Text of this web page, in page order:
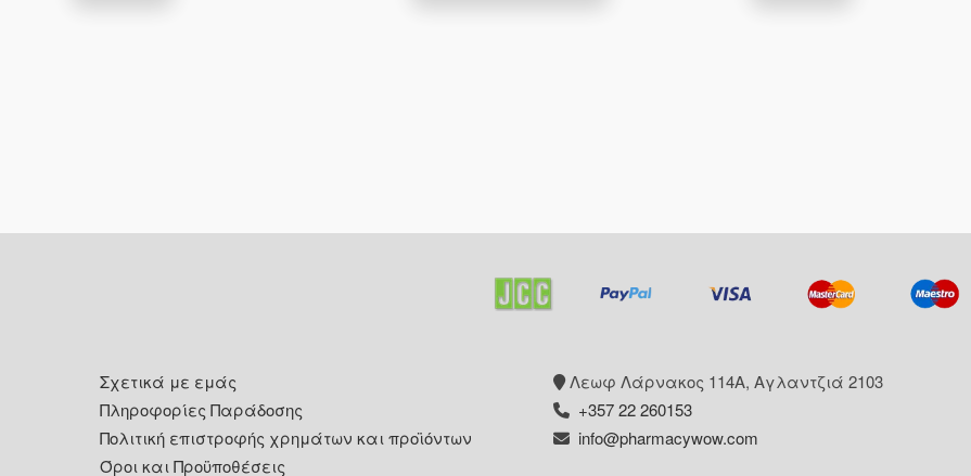
να
προϊόντος
να
στη
προϊόντος
FooterΣχετικά με εμάς
Πληροφορίες Παράδοσης
Πολιτική επιστροφής χρημάτων και προϊόντων
Όροι και Προϋποθέσεις
Λεωφ Λάρνακος 114Α, Αγλαντζιά 2103
+357 22 260153
info@pharmacywow.com